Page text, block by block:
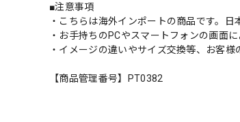
■注意事項
・こちらは海外インポートの商品です。
・お手持ちのPCやスマートフォンの画面
・イメージの違いやサイズ交換等、お客
【商品管理番号】PT0382